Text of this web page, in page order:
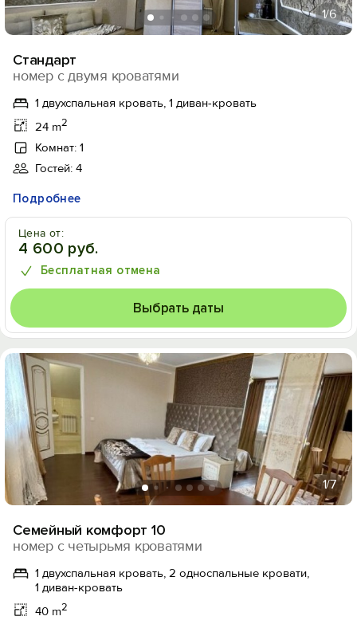
1/6
Стандарт
номер с двумя кроватями
1 двухспальная кровать, 1 диван-кровать
24 m2
Комнат: 1
Гостей: 4
Подробнее
Цена от:
4 600 руб.
Бесплатная отмена
Выбрать даты
1/7
Семейный комфорт 10
номер с четырьмя кроватями
1 двухспальная кровать, 2 односпальные кровати,
1 диван-кровать
40 m2